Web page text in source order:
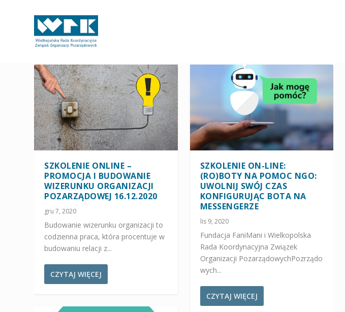
SZKOLENIE ONLINE –
PROMOCJA I BUDOWANIE
WIZERUNKU ORGANIZACJI
POZARZĄDOWEJ 16.12.2020
gru 7, 2020
Budowanie wizerunku organizacji to
codzienna praca, która procentuje w
budowaniu relacji z...
CZYTAJ WIĘCEJ
SZKOLENIE ON-LINE:
(RO)BOTY NA POMOC NGO:
UWOLNIJ SWÓJ CZAS
KONFIGURUJĄC BOTA NA
MESSENGERZE
lis 9, 2020
Fundacja FaniMani i Wielkopolska
Rada Koordynacyjna Związek
Organizacji PozarządowychPozrządo
wych...
CZYTAJ WIĘCEJ